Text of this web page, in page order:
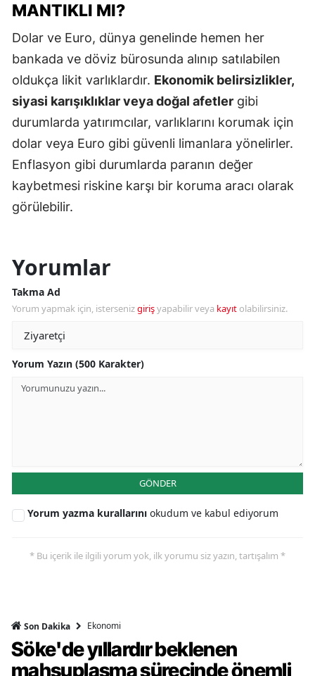
MANTIKLI MI?
Dolar ve Euro, dünya genelinde hemen her
bankada ve döviz bürosunda alınıp satılabilen
oldukça likit varlıklardır. Ekonomik belirsizlikler,
siyasi karışıklıklar veya doğal afetler gibi
durumlarda yatırımcılar, varlıklarını korumak için
dolar veya Euro gibi güvenli limanlara yönelirler.
Enflasyon gibi durumlarda paranın değer
kaybetmesi riskine karşı bir koruma aracı olarak
görülebilir.
Yorumlar
Takma Ad
Yorum yapmak için, istersenizgirişyapabilir veya kayıt olabilirsiniz.
Yorum Yazın (500 Karakter)
GÖNDER
Yorum yazma kurallarını okudum ve kabul ediyorum
* Bu içerik ile ilgili yorum yok, ilk yorumu siz yazın, tartışalım *
Son Dakika Ekonomi
Söke'de yıllardır beklenen
mahsuplaşma sürecinde önemli